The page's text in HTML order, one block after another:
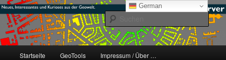
Zum
primären
Inhalt
springen#geoObserver
mikeE's GeoBlog
Startseite GeoTools Impressum / Über …
German